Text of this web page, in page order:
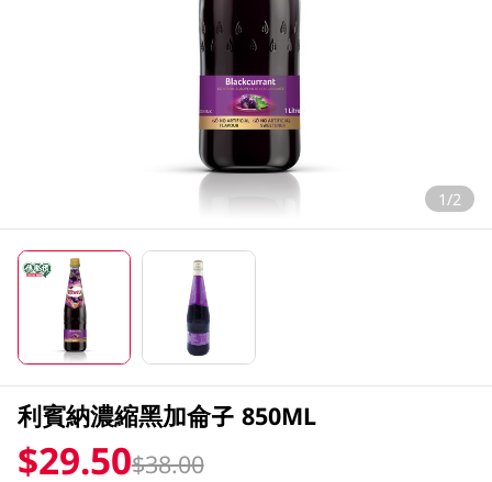
1/2
利賓納濃縮黑加侖子 850ML
$29.50$38.00